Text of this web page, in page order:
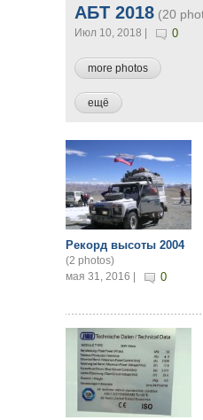
АБТ 2018 (20
Июл 10, 2018 | 0
more photos
ещё
Рекорд высоты 2004
(2 photos)
мая 31, 2016 |
0
Страницы